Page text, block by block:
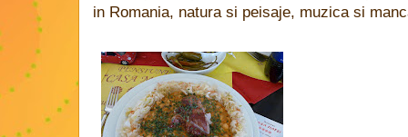
in Romania, natura si peisaje, muzica si